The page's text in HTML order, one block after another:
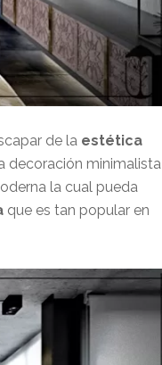
de la estética
decoración minimalista
la cual pueda
que es tan popular en